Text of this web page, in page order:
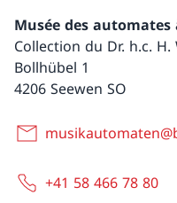
Musée des
Collection du Dr. h.c.
Bollhübel 1
4206 Seewen SO
+41 58 466 78 80